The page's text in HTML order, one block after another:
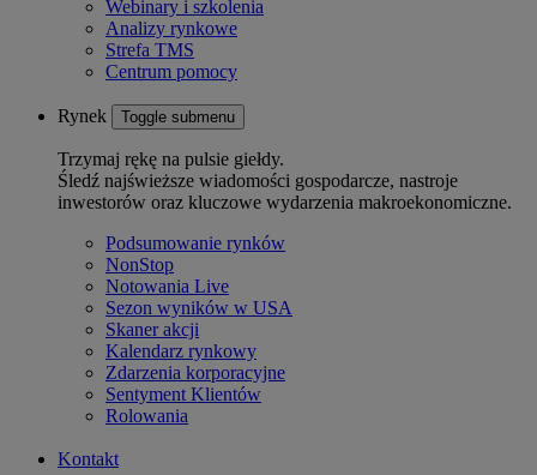
Webinary i szkolenia
Analizy rynkowe
Strefa TMS
Centrum pomocy
Rynek Toggle submenu
Trzymaj rękę na pulsie giełdy.
Śledź najświeższe wiadomości gospodarcze, nastroje
inwestorów oraz kluczowe wydarzenia makroekonomiczne.
Podsumowanie rynków
NonStop
Notowania Live
Sezon wyników w USA
Skaner akcji
Kalendarz rynkowy
Zdarzenia korporacyjne
Sentyment Klientów
Rolowania
Kontakt